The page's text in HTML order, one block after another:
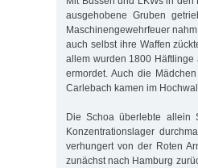
ausgehobene Gruben
Maschinengewehrfeuer
auch selbst ihre Waffen
allem wurden 1800 Häftlinge
ermordet. Auch die
Carlebach kamen im
Die Schoa überlebte allein
Konzentrationslager
verhungert von der Roten
zunächst nach Hamburg